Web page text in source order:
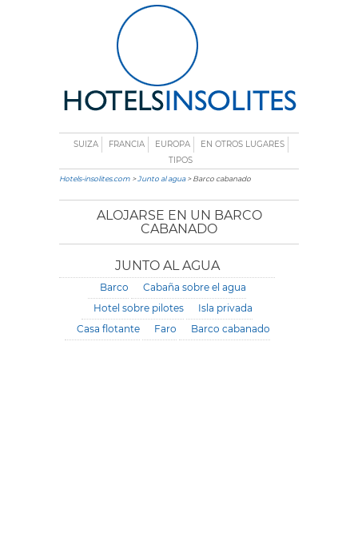
SUIZA FRANCIA EUROPA
EN OTROS LUGARES
TIPOS
Hotels-insolites.com > Junto al agua> Barco cabanado
ALOJARSE EN UN BARCO
CABANADO
JUNTO AL AGUA
Barco
Cabaña sobre el agua
Hotel sobre pilotes
Isla privada
Casa flotante
Faro Barco cabanado